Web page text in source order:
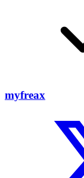
myfreax